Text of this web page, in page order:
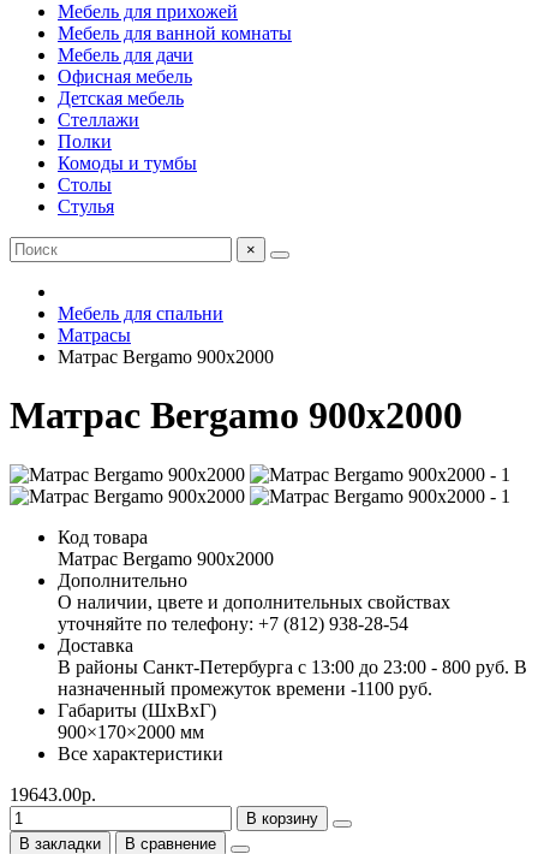
Мебель для прихожей
Мебель для ванной комнаты
Мебель для дачи
Офисная мебель
Детская мебель
Стеллажи
Полки
Комоды и тумбы
Столы
Стулья
×
Мебель для спальни
Матрасы
Матрас Bergamo 900х2000
Матрас Bergamo 900х2000
Код товара
Матрас Bergamo 900х2000
Дополнительно
О наличии, цвете и дополнительных свойствах
уточняйте по телефону: +7 (812) 938-28-54
Доставка
В районы Санкт-Петербурга с 13:00 до 23:00 - 800 руб. В
назначенный промежуток времени -1100 руб.
Габариты (ШхВхГ)
900×170×2000 мм
Все характеристики
19643.00р.
В корзину
В закладки
В сравнение